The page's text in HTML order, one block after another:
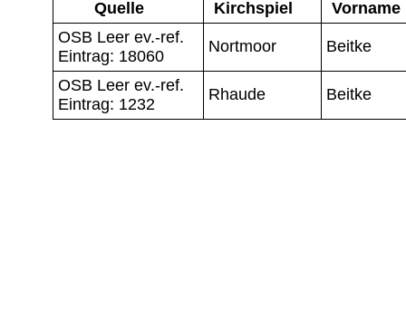
Quelle
Kirchspiel
Vorname
OSB Leer ev.-ref.
Eintrag: 18060
Nortmoor Beitke
OSB Leer ev.-ref.
Eintrag: 1232
Rhaude Beitke